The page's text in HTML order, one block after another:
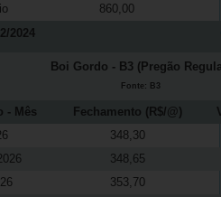
860,00
2024
Boi Gordo - B3 (Pregão
Fonte: B3
- Mês Fechamento (R$/@)
348,30
348,65
353,70